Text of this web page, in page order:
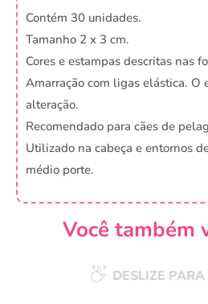
Contém 30 unidades.
Tamanho 2 x 3 cm.
Cores e estampas descritas nas
Amarração com ligas elástica. O
alteração.
Recomendado para cães de
Utilizado na cabeça e entornos
médio porte.
Você também
DESLIZE